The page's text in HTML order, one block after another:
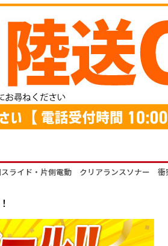
イド・片側電動 クリアランスソナー